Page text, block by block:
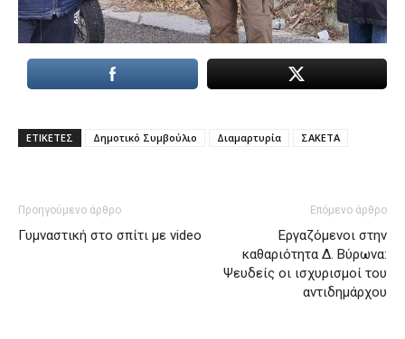
ΕΤΙΚΕΤΕΣ Δημοτικό Συμβούλιο Διαμαρτυρία ΣΑΚΕΤΑ
Προηγούμενο άρθρο
Γυμναστική στο σπίτι με video
Επόμενο άρθρο
Εργαζόμενοι στην
καθαριότητα Δ. Βύρωνα:
Ψευδείς οι ισχυρισμοί του
αντιδημάρχου